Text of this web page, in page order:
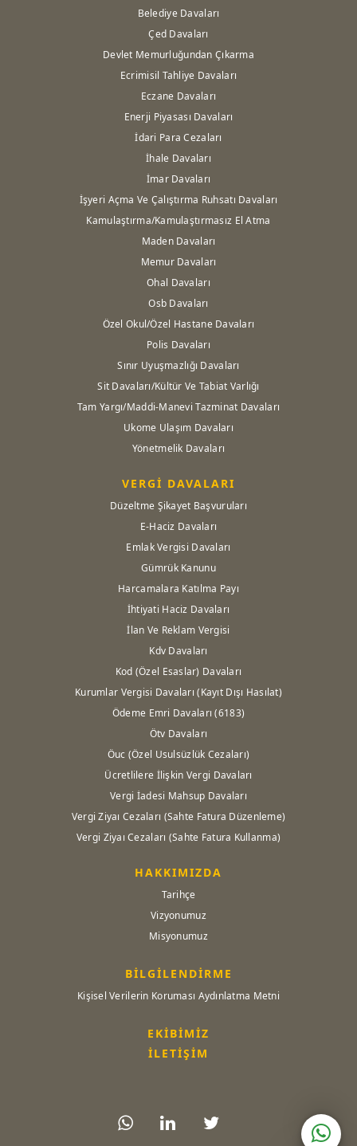
Belediye Davaları
Çed Davaları
Devlet Memurluğundan Çıkarma
Ecrimisil Tahliye Davaları
Eczane Davaları
Enerji Piyasası Davaları
İdari Para Cezaları
İhale Davaları
İmar Davaları
İşyeri Açma Ve Çalıştırma Ruhsatı Davaları
Kamulaştırma/Kamulaştırmasız El Atma
Maden Davaları
Memur Davaları
Ohal Davaları
Osb Davaları
Özel Okul/Özel Hastane Davaları
Polis Davaları
Sınır Uyuşmazlığı Davaları
Sit Davaları/Kültür Ve Tabiat Varlığı
Tam Yargı/Maddi-Manevi Tazminat Davaları
Ukome Ulaşım Davaları
Yönetmelik Davaları
VERGİ DAVALARI
Düzeltme Şikayet Başvuruları
E-Haciz Davaları
Emlak Vergisi Davaları
Gümrük Kanunu
Harcamalara Katılma Payı
İhtiyati Haciz Davaları
İlan Ve Reklam Vergisi
Kdv Davaları
Kod (Özel Esaslar) Davaları
Kurumlar Vergisi Davaları (Kayıt Dışı Hasılat)
Ödeme Emri Davaları (6183)
Ötv Davaları
Öuc (Özel Usulsüzlük Cezaları)
Ücretlilere İlişkin Vergi Davaları
Vergi İadesi Mahsup Davaları
Vergi Ziyaı Cezaları (Sahte Fatura Düzenleme)
Vergi Ziyaı Cezaları (Sahte Fatura Kullanma)
HAKKIMIZDA
Tarihçe
Vizyonumuz
Misyonumuz
BİLGİLENDİRME
Kişisel Verilerin Koruması Aydınlatma Metni
EKİBİMİZ
İLETİŞİM